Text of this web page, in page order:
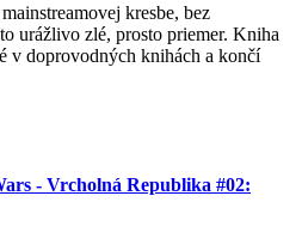
kresbe, bez
urážlivo zlé, prosto priemer. Kniha
v doprovodných knihách a končí
- Vrcholná Republika #02: